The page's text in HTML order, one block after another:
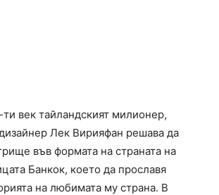
век тайландският милионер,
Лек Вирияфан решава да
във формата на страната на
Банкок, което да прославя
на любимата му страна. В